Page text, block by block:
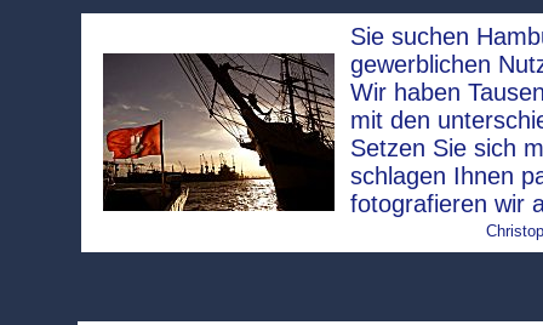
Sie suchen
gewerblichen
Wir haben
mit den
Setzen Sie sich
schlagen Ihnen
fotografieren wir